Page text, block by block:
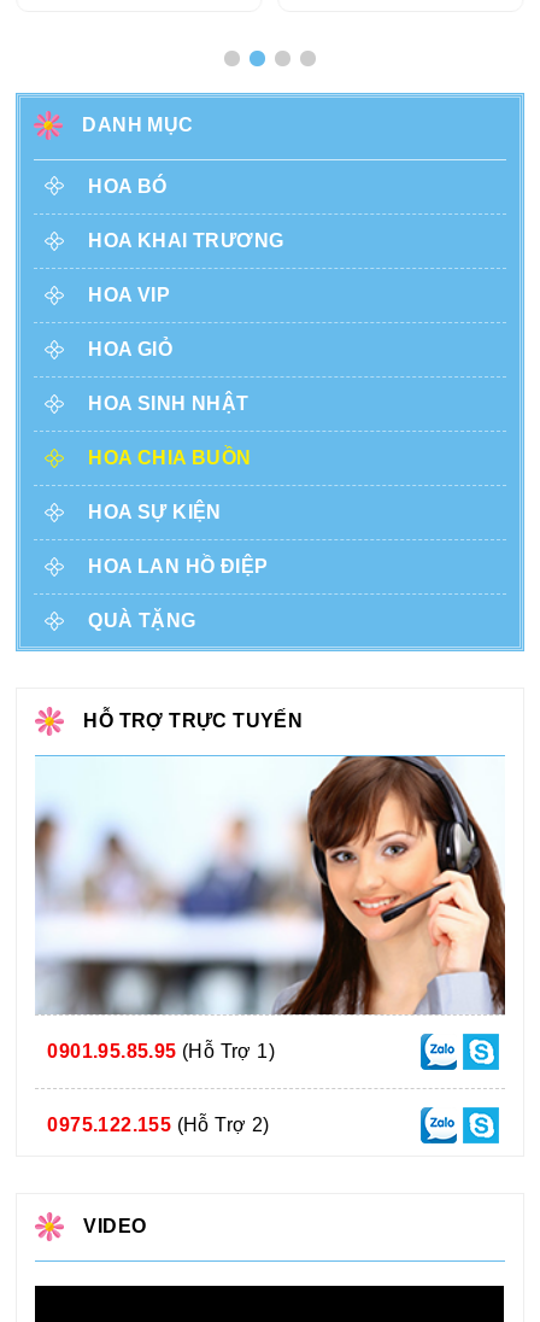
DANH MỤC
HOA BÓ
HOA KHAI TRƯƠNG
HOA VIP
HOA GIỎ
HOA SINH NHẬT
HOA CHIA BUỒN
HOA SỰ KIỆN
HOA LAN HỒ ĐIỆP
QUÀ TẶNG
HỖ TRỢ TRỰC TUYẾN
0901.95.85.95 (Hỗ Trợ 1)
0975.122.155 (Hỗ Trợ 2)
VIDEO